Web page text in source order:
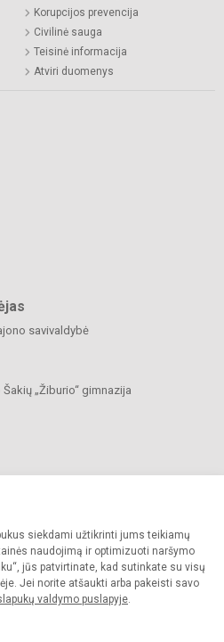
siekdami užtikrinti jums teikiamų
naudojimą ir optimizuoti naršymo
jūs patvirtinate, kad sutinkate su visų
Jei norite atšaukti arba pakeisti savo
valdymo puslapyje.
Korupcijos prevencija
Civilinė sauga
Teisinė informacija
Atviri duomenys
savivaldybė
„Žiburio“ gimnazija
gimnazija. Visos teisės saugomos.
sutikimo griežtai draudžiama.